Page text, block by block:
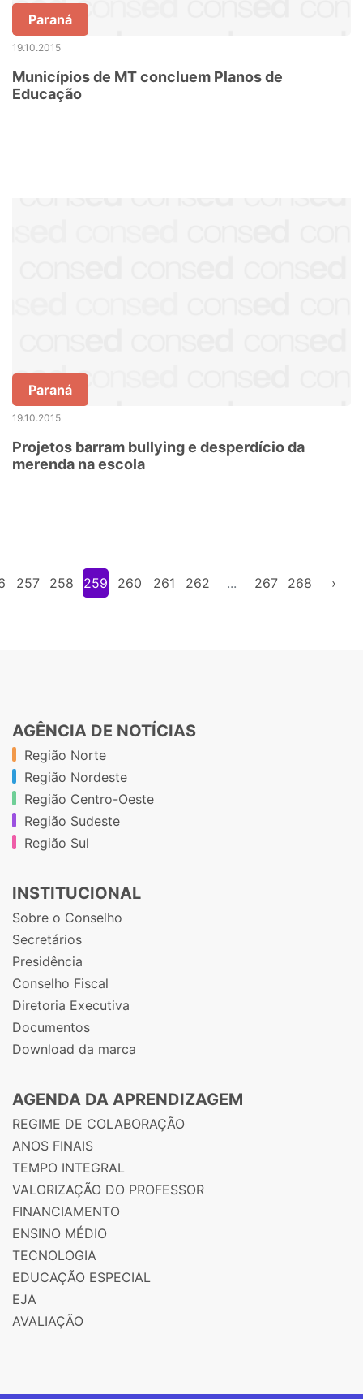
Paraná
19.10.2015
Municípios de MT concluem Planos de
Educação
Paraná
19.10.2015
Projetos barram bullying e desperdício da
merenda na escola
257 258 259 260 261 262 ... 267 268 ›
AGÊNCIA DE NOTÍCIAS
Região Norte
Região Nordeste
Região Centro-Oeste
Região Sudeste
Região Sul
INSTITUCIONAL
Sobre o Conselho
Secretários
Presidência
Conselho Fiscal
Diretoria Executiva
Documentos
Download da marca
AGENDA DA APRENDIZAGEM
REGIME DE COLABORAÇÃO
ANOS FINAIS
TEMPO INTEGRAL
VALORIZAÇÃO DO PROFESSOR
FINANCIAMENTO
ENSINO MÉDIO
TECNOLOGIA
EDUCAÇÃO ESPECIAL
EJA
AVALIAÇÃO